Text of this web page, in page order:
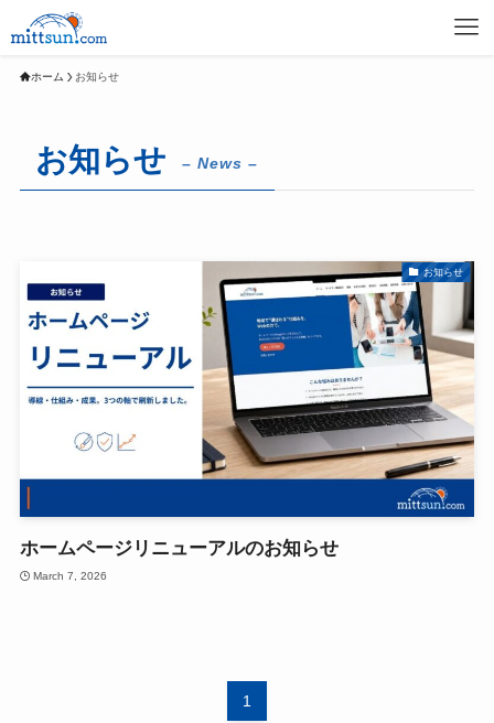
ホーム お知らせ
お知らせ – News –
お知らせ
ホームページリニューアルのお知らせ
March 7, 2026
1